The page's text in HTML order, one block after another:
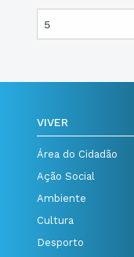
VIVER
Área do Cidadão
Ação Social
Ambiente
Cultura
Desporto